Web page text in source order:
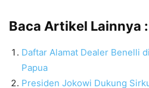
Baca Artikel Lainnya :
Daftar Alamat Dealer Benelli
Papua
Presiden Jokowi Dukung